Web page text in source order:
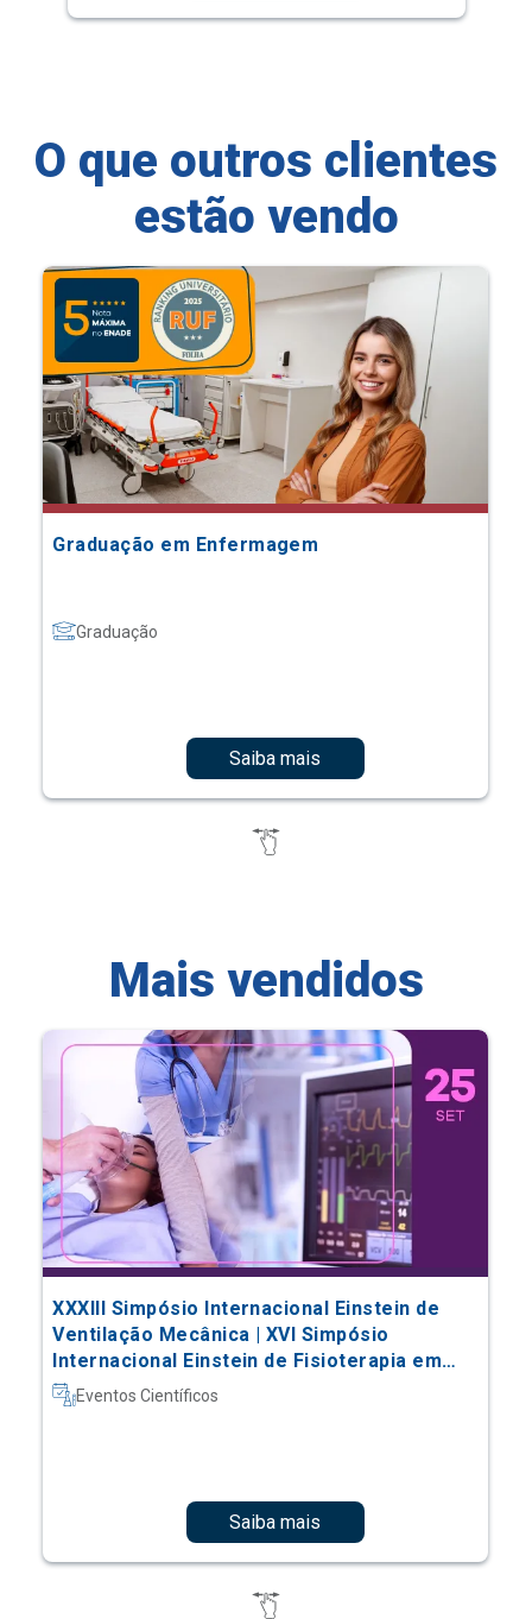
O que outros clientes
estão vendo
Graduação em Enfermagem
Graduação
Saiba mais
Mais vendidos
XXXIII Simpósio Internacional Einstein de
Ventilação Mecânica | XVI Simpósio
Internacional Einstein de Fisioterapia em
Terapia Intensiva
Eventos Científicos
Saiba mais